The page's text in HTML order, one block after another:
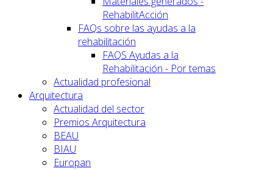
RehabilitAcción
FAQs sobre las ayudas a la
rehabilitación
FAQS Ayudas a la
Rehabilitación - Por temas
Actualidad profesional
Arquitectura
Actualidad del sector
Premios Arquitectura
BEAU
BIAU
Europan